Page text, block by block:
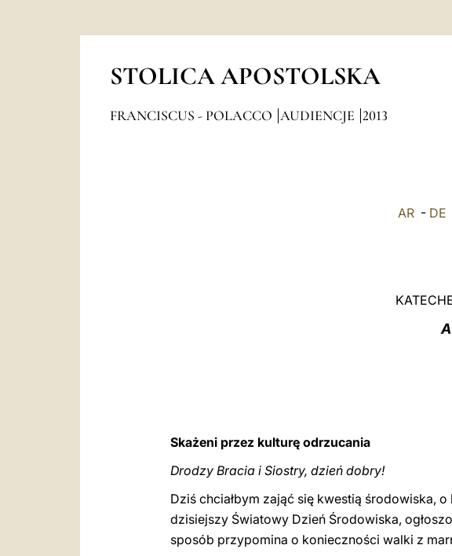
STOLICA APOSTOLSKA
FRANCISCUS - POLACCO AUDIENCJE 2013
AR- DE
Skażeni przez kulturę odrzucania
Drodzy Bracia i Siostry, dzień dobry!
Dziś chciałbym zająć się kwestią środowiska,
dzisiejszy Światowy Dzień Środowiska,
sposób przypomina o konieczności walki z